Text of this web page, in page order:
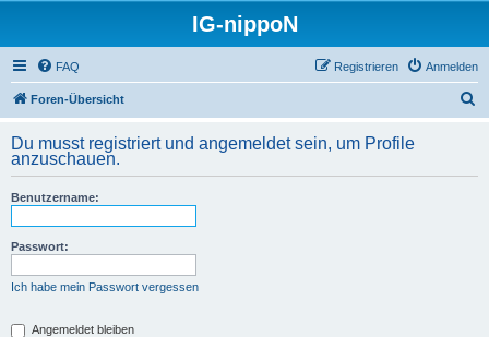
IG-nippoN
FAQ Anmelden
Registrieren
Foren-Übersicht
h
Du musst registriert und angemeldet sein, um Profile
anzuschauen.
Benutzername:
Passwort:
Ich habe mein Passwort vergessen
Angemeldet bleiben